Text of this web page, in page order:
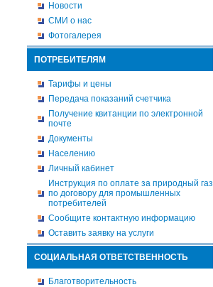
Новости
СМИ о нас
Фотогалерея
ПОТРЕБИТЕЛЯМ
Тарифы и цены
Передача показаний счетчика
Получение квитанции по электронной
почте
Документы
Населению
Личный кабинет
Инструкция по оплате за природный газ
по договору для промышленных
потребителей
Сообщите контактную информацию
Оставить заявку на услуги
СОЦИАЛЬНАЯ ОТВЕТСТВЕННОСТЬ
Благотворительность